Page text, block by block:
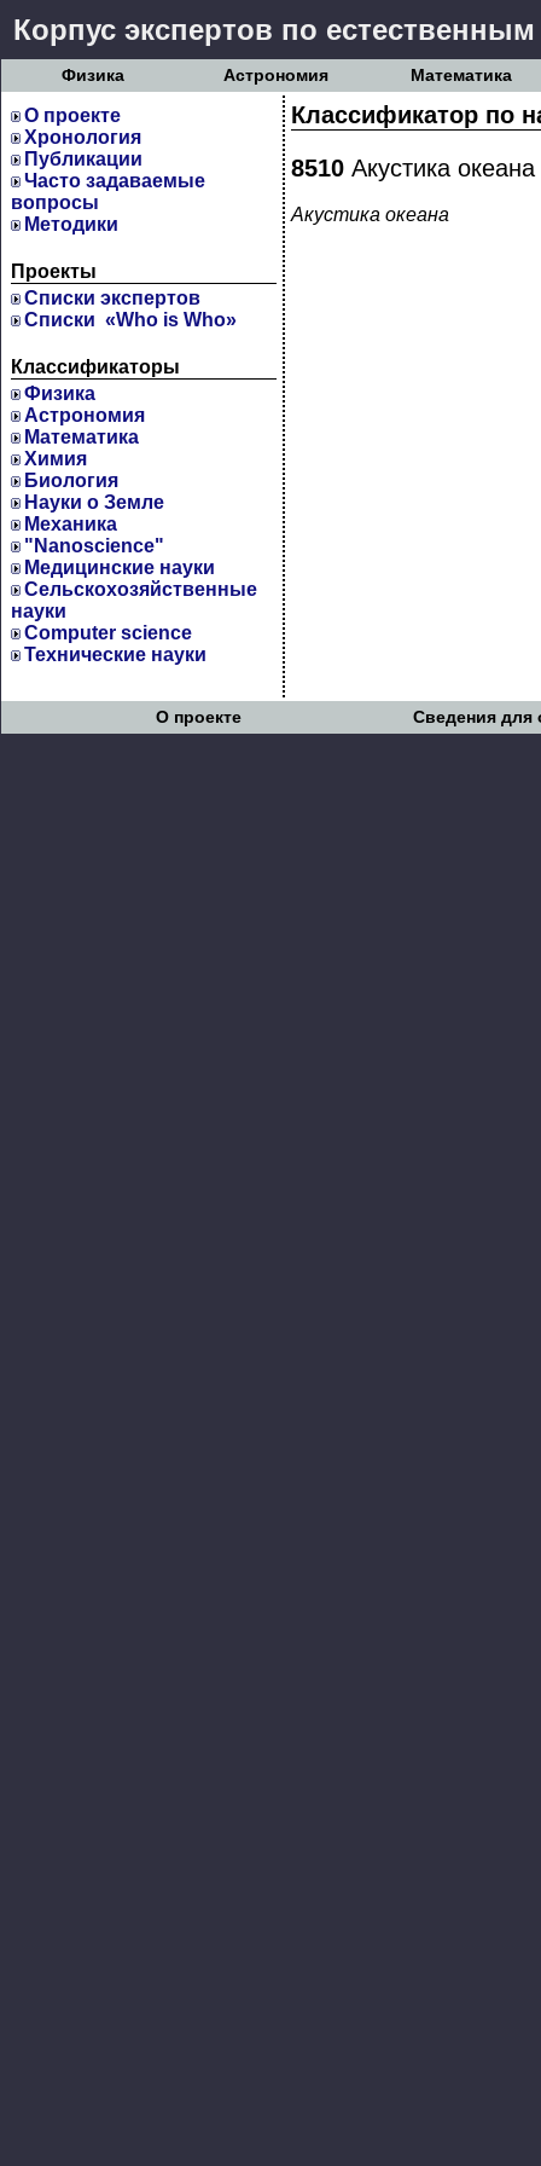
Корпус экспертов по
Физика Астрономия Математика
О проекте
Хронология
Публикации
Часто задаваемые
вопросы
Методики
Проекты
Cписки экспертов
Списки «Who is Who»
Классификаторы
Физика
Астрономия
Математика
Химия
Биология
Науки о Земле
Механика
"Nanoscience"
Медицинские науки
Сельскохозяйственные
науки
Computer science
Технические науки
Классификатор по
8510 Акустика океана
Акустика океана
О проекте Сведения для